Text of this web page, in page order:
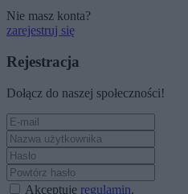
Nie masz konta?
zarejestruj się
Rejestracja
Dołącz do naszej społeczności!
Akceptuję regulamin.